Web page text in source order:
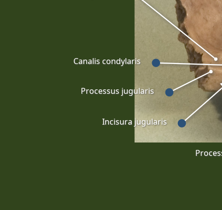
Canalis condylaris
Processus jugularis
Incisura jugularis